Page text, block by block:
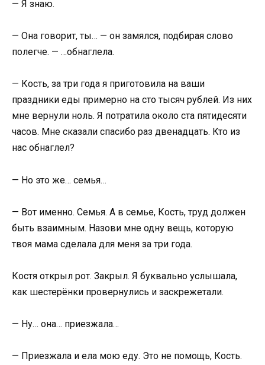
— Я знаю.
— Она говорит, ты… — он замялся, подбирая слово
полегче. — …обнаглела.
— Кость, за три года я приготовила на ваши
праздники еды примерно на сто тысяч рублей. Из них
мне вернули ноль. Я потратила около ста пятидесяти
часов. Мне сказали спасибо раз двенадцать. Кто из
нас обнаглел?
— Но это же… семья…
— Вот именно. Семья. А в семье, Кость, труд должен
быть взаимным. Назови мне одну вещь, которую
твоя мама сделала для меня за три года.
Костя открыл рот. Закрыл. Я буквально услышала,
как шестерёнки провернулись и заскрежетали.
— Ну… она… приезжала…
— Приезжала и ела мою еду. Это не помощь, Кость.